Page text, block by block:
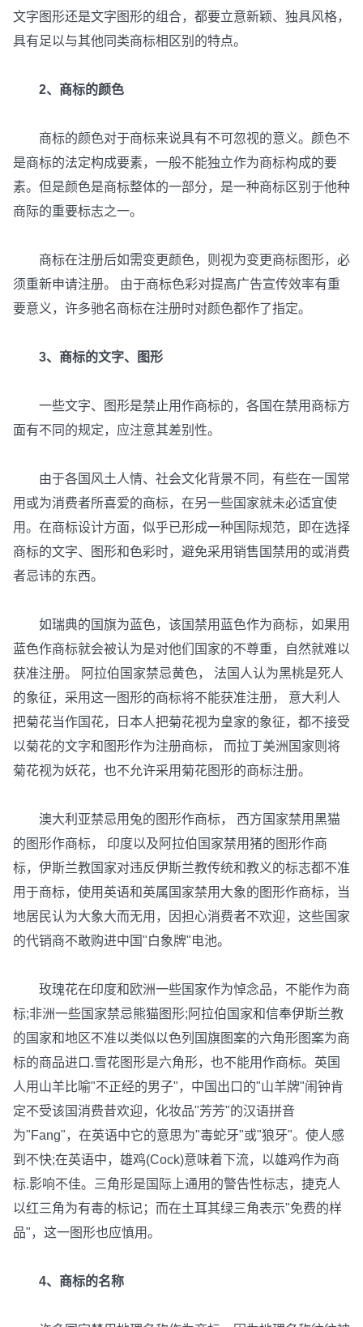
文字图形还是文字图形的组合，都要立意新颖、独具风格，
具有足以与其他同类商标相区别的特点。
2、商标的颜色
商标的颜色对于商标来说具有不可忽视的意义。颜色不
是商标的法定构成要素，一般不能独立作为商标构成的要
素。但是颜色是商标整体的一部分，是一种商标区别于他种
商际的重要标志之一。
商标在注册后如需变更颜色，则视为变更商标图形，必
须重新申请注册。 由于商标色彩对提高广告宣传效率有重
要意义，许多驰名商标在注册时对颜色都作了指定。
3、商标的文字、图形
一些文字、图形是禁止用作商标的，各国在禁用商标方
面有不同的规定，应注意其差别性。
由于各国风土人情、社会文化背景不同，有些在一国常
用或为消费者所喜爱的商标，在另一些国家就未必适宜使
用。在商标设计方面，似乎已形成一种国际规范，即在选择
商标的文字、图形和色彩时，避免采用销售国禁用的或消费
者忌讳的东西。
如瑞典的国旗为蓝色，该国禁用蓝色作为商标，如果用
蓝色作商标就会被认为是对他们国家的不尊重，自然就难以
获准注册。 阿拉伯国家禁忌黄色， 法国人认为黑桃是死人
的象征，采用这一图形的商标将不能获准注册， 意大利人
把菊花当作国花，日本人把菊花视为皇家的象征，都不接受
以菊花的文字和图形作为注册商标， 而拉丁美洲国家则将
菊花视为妖花，也不允许采用菊花图形的商标注册。
澳大利亚禁忌用兔的图形作商标， 西方国家禁用黑猫
的图形作商标， 印度以及阿拉伯国家禁用猪的图形作商
标，伊斯兰教国家对违反伊斯兰教传统和教义的标志都不准
用于商标，使用英语和英属国家禁用大象的图形作商标，当
地居民认为大象大而无用，因担心消费者不欢迎，这些国家
的代销商不敢购进中国"白象牌"电池。
玫瑰花在印度和欧洲一些国家作为悼念品，不能作为商
标;非洲一些国家禁忌熊猫图形;阿拉伯国家和信奉伊斯兰教
的国家和地区不准以类似以色列国旗图案的六角形图案为商
标的商品进口.雪花图形是六角形，也不能用作商标。英国
人用山羊比喻"不正经的男子"，中国出口的"山羊牌"闹钟肯
定不受该国消费昔欢迎，化妆品"芳芳"的汉语拼音
为"Fang"，在英语中它的意思为"毒蛇牙"或"狼牙"。使人感
到不快;在英语中，雄鸡(Cock)意味着下流，以雄鸡作为商
标.影响不佳。三角形是国际上通用的警告性标志，捷克人
以红三角为有毒的标记；而在土耳其绿三角表示"免费的样
品"，这一图形也应慎用。
4、商标的名称